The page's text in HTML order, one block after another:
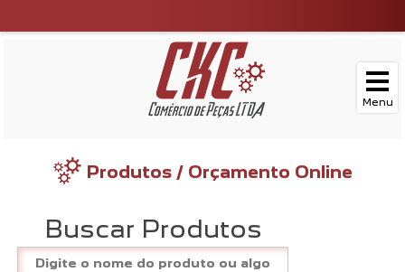
Produtos / Orçamento Online
Buscar Produtos